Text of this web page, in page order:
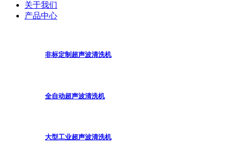
关于我们
产品中心
非标定制超声波清洗机
全自动超声波清洗机
大型工业超声波清洗机